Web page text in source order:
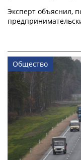
Эксперт объяснил,
Общество